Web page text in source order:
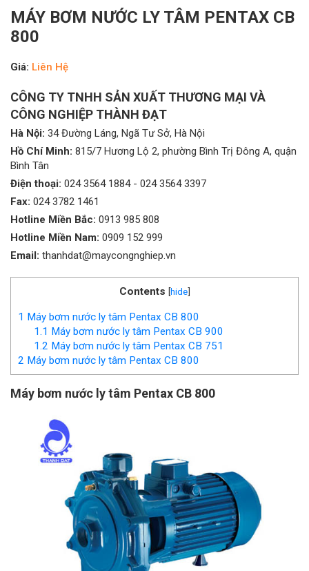
MÁY BƠM NƯỚC LY TÂM PENTAX CB
800
Giá: Liên Hệ
CÔNG TY TNHH SẢN XUẤT THƯƠNG MẠI VÀ
CÔNG NGHIỆP THÀNH ĐẠT
Hà Nội: 34 Đường Láng, Ngã Tư Sở, Hà Nội
Hồ Chí Minh: 815/7 Hương Lộ 2, phường Bình Trị Đông A, quận
Bình Tân
Điện thoại: 024 3564 1884- 024 3564 3397
Fax: 024 3782 1461
Hotline Miền Bắc: 0913 985 808
Hotline Miền Nam: 0909 152 999
Email: thanhdat@maycongnghiep.vn
Contents [hide]
1 Máy bơm nước ly tâm Pentax CB 800
1.1 Máy bơm nước ly tâm Pentax CB 900
1.2 Máy bơm nước ly tâm Pentax CB 751
2 Máy bơm nước ly tâm Pentax CB 800
Máy bơm nước ly tâm Pentax CB 800